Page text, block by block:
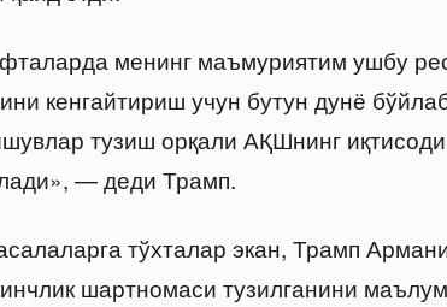
менинг маъмуриятим ушбу
кенгайтириш учун бутун дунё
тузиш орқали АҚШнинг
— деди Трамп.
тўхталар экан, Трамп
шартномаси тузилганини